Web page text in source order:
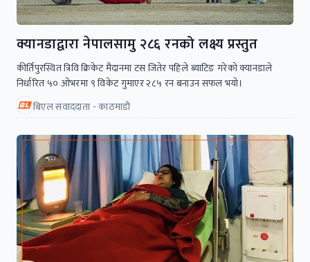
क्यानडाद्वारा नेपालसामु २८६ रनको लक्ष्य प्रस्तुत
कीर्तिपुरस्थित त्रिवि क्रिकेट मैदानमा टस जितेर पहिले ब्याटिङ गरेको क्यानडाले
निर्धारित ५० ओभरमा ९ विकेट गुमाएर २८५ रन बनाउन सफल भयाे।
बिएल संवाददाता - काठमाडाैं